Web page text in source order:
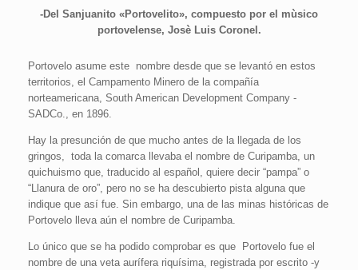
-Del Sanjuanito «Portovelito», compuesto por el mùsico
portovelense, Josè Luis Coronel.
Portovelo asume este nombre desde que se levantó en estos
territorios, el Campamento Minero de la compañía
norteamericana, South American Development Company -
SADCo., en 1896.
Hay la presunción de que mucho antes de la llegada de los
gringos, toda la comarca llevaba el nombre de Curipamba, un
quichuismo que, traducido al español, quiere decir “pampa” o
“Llanura de oro”, pero no se ha descubierto pista alguna que
indique que así fue. Sin embargo, una de las minas históricas de
Portovelo lleva aún el nombre de Curipamba.
Lo único que se ha podido comprobar es que Portovelo fue el
nombre de una veta aurífera riquísima, registrada por escrito -y